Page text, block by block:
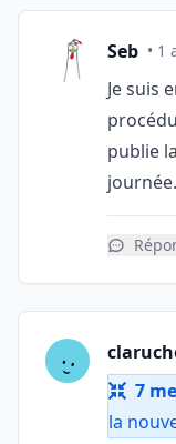
Seb • 1
Je suis
publie
journée.
7
la